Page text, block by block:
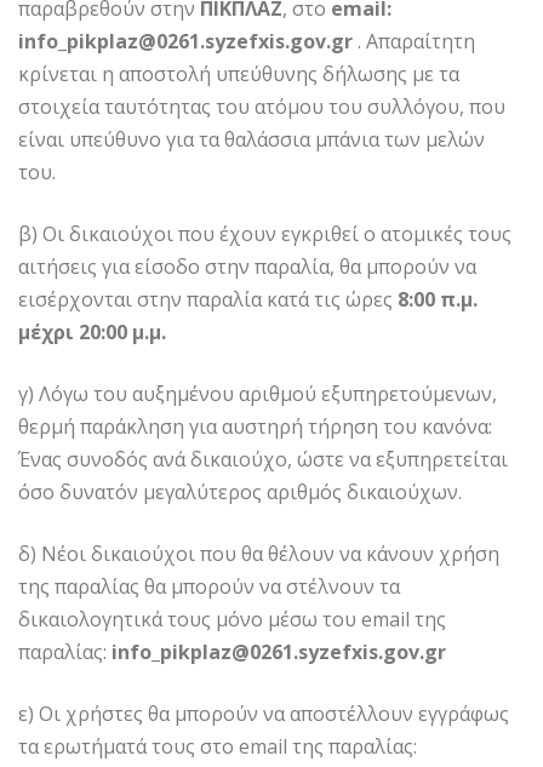
παραβρεθούν στην ΠΙΚΠΛΑΖ, στο email:
info_pikplaz@0261.syzefxis.gov.gr. Απαραίτητη
κρίνεται η αποστολή υπεύθυνης δήλωσης με τα
στοιχεία ταυτότητας του ατόμου του συλλόγου, που
είναι υπεύθυνο για τα θαλάσσια μπάνια των μελών
του.
β) Οι δικαιούχοι που έχουν εγκριθεί ο ατομικές τους
αιτήσεις για είσοδο στην παραλία, θα μπορούν να
εισέρχονται στην παραλία κατά τις ώρες 8:00 π.μ.
μέχρι 20:00 μ.μ.
γ) Λόγω του αυξημένου αριθμού εξυπηρετούμενων,
θερμή παράκληση για αυστηρή τήρηση του κανόνα:
Ένας συνοδός ανά δικαιούχο, ώστε να εξυπηρετείται
όσο δυνατόν μεγαλύτερος αριθμός δικαιούχων.
δ) Νέοι δικαιούχοι που θα θέλουν να κάνουν χρήση
της παραλίας θα μπορούν να στέλνουν τα
δικαιολογητικά τους μόνο μέσω του email της
παραλίας: info_pikplaz@0261.syzefxis.gov.gr
ε) Οι χρήστες θα μπορούν να αποστέλλουν εγγράφως
τα ερωτήματά τους στο email της παραλίας: